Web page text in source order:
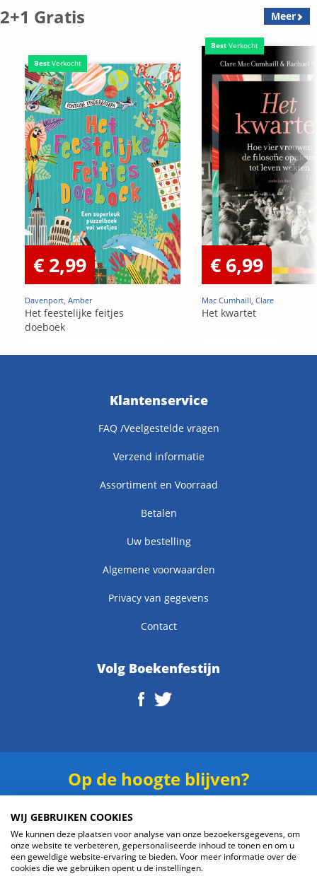
2+1 Gratis Meer
Best Verkocht
€ 2,99
Davenport, Amber
Het feestelijke feitjes
doeboek
Best Verkocht
€ 6,99
Mac Cumhaill, Clare
Het kwartet
Klantenservice
FAQ /Veelgestelde vragen
Verzend informatie
Assortiment en Voorraad
Betalen
Uw bestelling
Algemene voorwaarden
Privacy van gegevens
Contact
Volg Boekenfestijn
Op de hoogte blijven?
WIJ GEBRUIKEN COOKIES
We kunnen deze plaatsen voor analyse van onze bezoekersgegevens, om
onze website te verbeteren, gepersonaliseerde inhoud te tonen en om u
een geweldige website-ervaring te bieden. Voor meer informatie over de
cookies die we gebruiken opent u de instellingen.